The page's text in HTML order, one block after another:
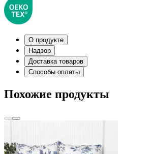
О продукте
Надзор
Доставка товаров
Способы оплаты
Похожие продукты